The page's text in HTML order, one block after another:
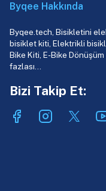
Byqee Hakkında
Byqee.tech, Bisikletini
bisiklet kiti, Elektrikli
Bike Kiti, E-Bike
fazlası…
Bizi Takip Et: